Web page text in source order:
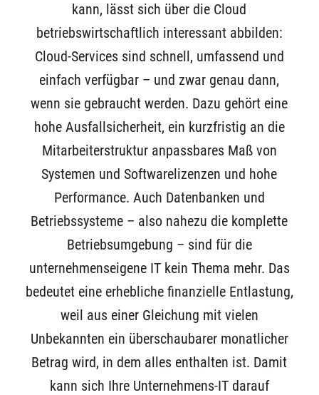
kann, lässt sich über die Cloud
betriebswirtschaftlich interessant abbilden:
Cloud-Services sind schnell, umfassend und
einfach verfügbar – und zwar genau dann,
wenn sie gebraucht werden. Dazu gehört eine
hohe Ausfallsicherheit, ein kurzfristig an die
Mitarbeiterstruktur anpassbares Maß von
Systemen und Softwarelizenzen und hohe
Performance. Auch Datenbanken und
Betriebssysteme – also nahezu die komplette
Betriebsumgebung – sind für die
unternehmenseigene IT kein Thema mehr. Das
bedeutet eine erhebliche finanzielle Entlastung,
weil aus einer Gleichung mit vielen
Unbekannten ein überschaubarer monatlicher
Betrag wird, in dem alles enthalten ist. Damit
kann sich Ihre Unternehmens-IT darauf